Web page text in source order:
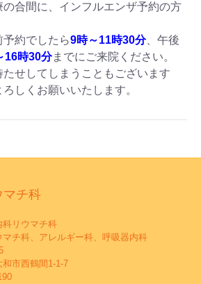
合間に、インフルエンザ予約の方
約でしたら9時～11時30分、午後
16時30分までにご来院ください。
せしてしまうこともございます
しくお願いいたします。
マチ科
リウマチ科
チ科、アレルギー科、呼吸器内科
鶴間1-1-7